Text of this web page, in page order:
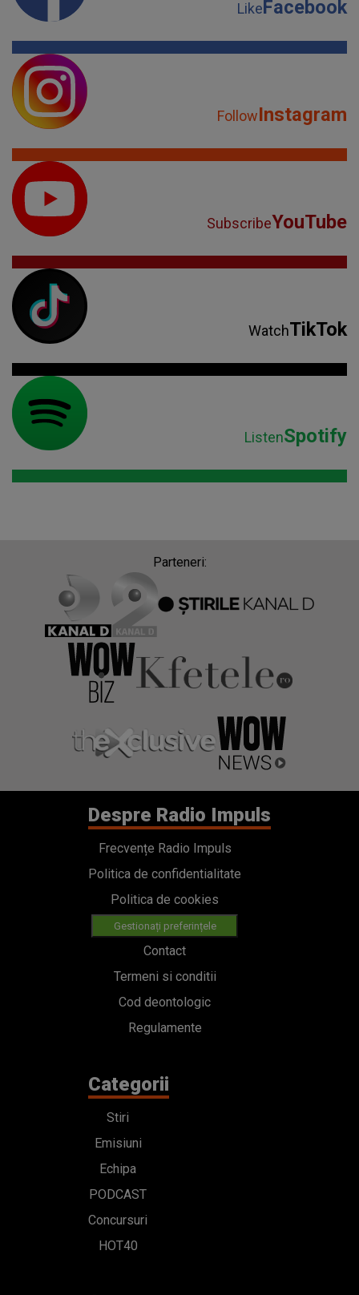
LikeFacebook
FollowInstagram
SubscribeYouTube
WatchTikTok
ListenSpotify
Parteneri:
Despre Radio Impuls
Frecvențe Radio Impuls
Politica de confidentialitate
Politica de cookies
Gestionați preferințele
Contact
Termeni si conditii
Cod deontologic
Regulamente
Categorii
Stiri
Emisiuni
Echipa
PODCAST
Concursuri
HOT40